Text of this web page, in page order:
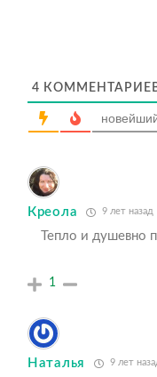
4
Креола 9 лет назад
Тепло и душевно
1
Наталья 9 лет